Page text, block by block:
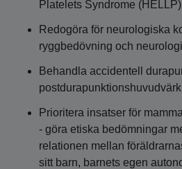
Platelets Syndrome
Redogöra för neurologiska
ryggbedövning och
Behandla accidentell
Prioritera insatser för
- göra etiska bedömningar
relationen mellan
sitt barn, barnets egen